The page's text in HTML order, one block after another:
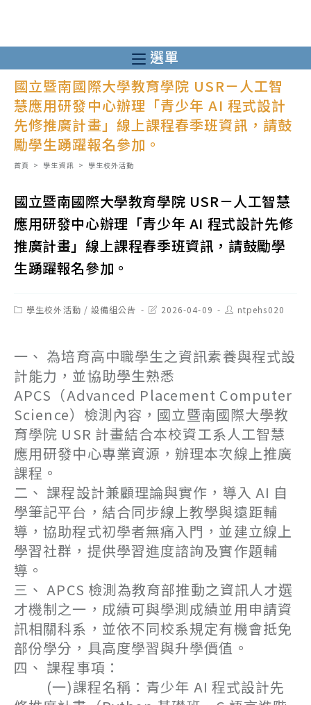
至
主
選單
國立暨南國際大學教育學院 USR－人工智
慧應用研發中心辦理「青少年 AI 程式設計
先修推廣計畫」線上課程春季班資訊，請鼓
勵學生踴躍報名參加。
首頁 > 學生資訊 > 學生校外活動
國立暨南國際大學教育學院 USR－人工智慧
應用研發中心辦理「青少年 AI 程式設計先修
推廣計畫」線上課程春季班資訊，請鼓勵學
生踴躍報名參加。
Post學生校外活動 / 設備組公告
Post2026-04-09
Post
author:
ntpehs020
一、 為培育高中職學生之資訊素養與程式設
計能力，並協助學生熟悉
APCS（Advanced Placement Computer
Science）檢測內容，國立暨南國際大學教
育學院 USR 計畫結合本校資工系人工智慧
應用研發中心專業資源，辦理本次線上推廣
課程。
二、 課程設計兼顧理論與實作，導入 AI 自
學筆記平台，結合同步線上教學與遠距輔
導，協助程式初學者無痛入門，並建立線上
學習社群，提供學習進度諮詢及實作題輔
導。
三、 APCS 檢測為教育部推動之資訊人才選
才機制之一，成績可與學測成績並用申請資
訊相關科系，並依不同校系規定有機會抵免
部份學分，具高度學習與升學價值。
四、 課程事項：
(一)課程名稱：青少年 AI 程式設計先